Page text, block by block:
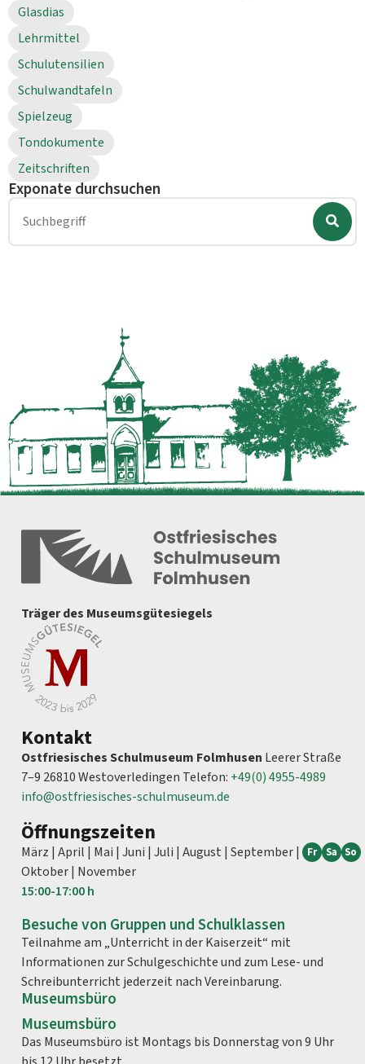
Glasdias
Lehrmittel
Schulutensilien
Schulwandtafeln
Spielzeug
Tondokumente
Zeitschriften
Exponate durchsuchen
Träger des Museumsgütesiegels
Kontakt
Ostfriesisches Schulmuseum Folmhusen Leerer Straße
7–9 26810 Westoverledingen Telefon: +49(0) 4955-4989
info@ostfriesisches-schulmuseum.de
Öffnungszeiten
März | April | Mai | Juni | Juli | August | September |
Oktober | November
Fr Sa So
15:00-17:00 h
Besuche von Gruppen und Schulklassen
Teilnahme am „Unterricht in der Kaiserzeit“ mit
Informationen zur Schulgeschichte und zum Lese- und
Schreibunterricht jederzeit nach Vereinbarung.
Museumsbüro
Museumsbüro
Das Museumsbüro ist Montags bis Donnerstag von 9 Uhr